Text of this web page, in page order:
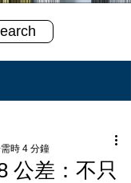
公差：不只
時 4 分鐘